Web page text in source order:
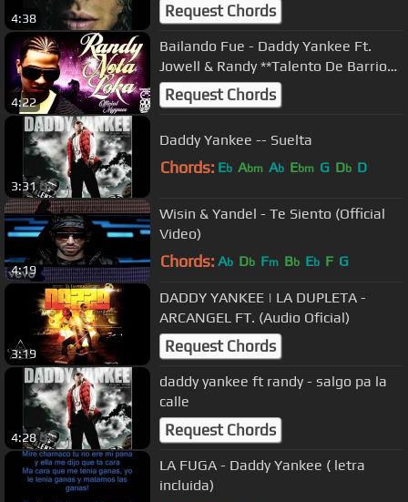
4:38 Request Chords
4:22
Bailando Fue - Daddy Yankee Ft.
Jowell & Randy **Talento De Barrio
Mundial** [Original]
Request Chords
3:31
Daddy Yankee -- Suelta
Chords: Eb Abm Ab Ebm G Db D
4:19
Wisin & Yandel - Te Siento (Official
Video)
Chords: Ab Db Fm Bb Eb F G
3:19
DADDY YANKEE | LA DUPLETA -
ARCANGEL FT. (Audio Oficial)
Request Chords
4:28
daddy yankee ft randy - salgo pa la
calle
Request Chords
LA FUGA - Daddy Yankee ( letra
incluida)